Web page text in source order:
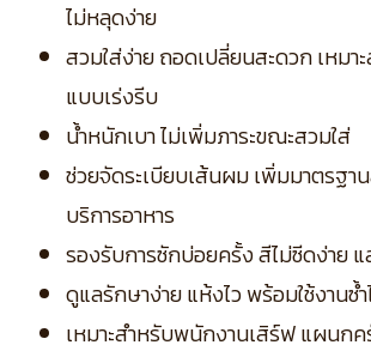
ไม่หลุดง่าย
สวมใส่ง่าย ถอดเปลี่ยนสะดวก เหมา
แบบเร่งรีบ
น้ำหนักเบา ไม่เพิ่มภาระขณะสวมใส่
ช่วยจัดระเบียบเส้นผม เพิ่มมาตรฐา
บริการอาหาร
รองรับการซักบ่อยครั้ง สีไม่ซีดง่าย แ
ดูแลรักษาง่าย แห้งไว พร้อมใช้งานซ้
เหมาะสำหรับพนักงานเสิร์ฟ แผนกค